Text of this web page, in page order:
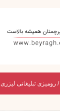
/ رومیزی تبلیغاتی لیزری 9*29